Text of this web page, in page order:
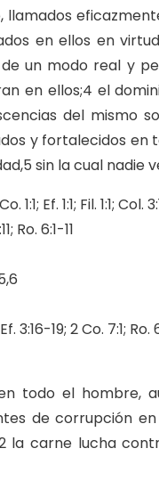
llamados
en ellos en
un modo real y
en ellos;4 el
del mismo
y fortalecidos
sin la cual nadie
1:1; Ef. 1:1; Fil. 1:1; Col.
Ro. 6:1-11
3:16-19; 2 Co. 7:1;
todo el hombre,
de corrupción
la carne lucha